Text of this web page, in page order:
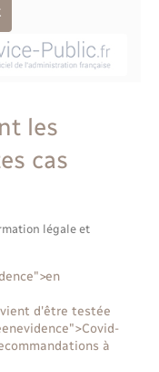
de l’espace
les
cas
légale et
d'être testée
à